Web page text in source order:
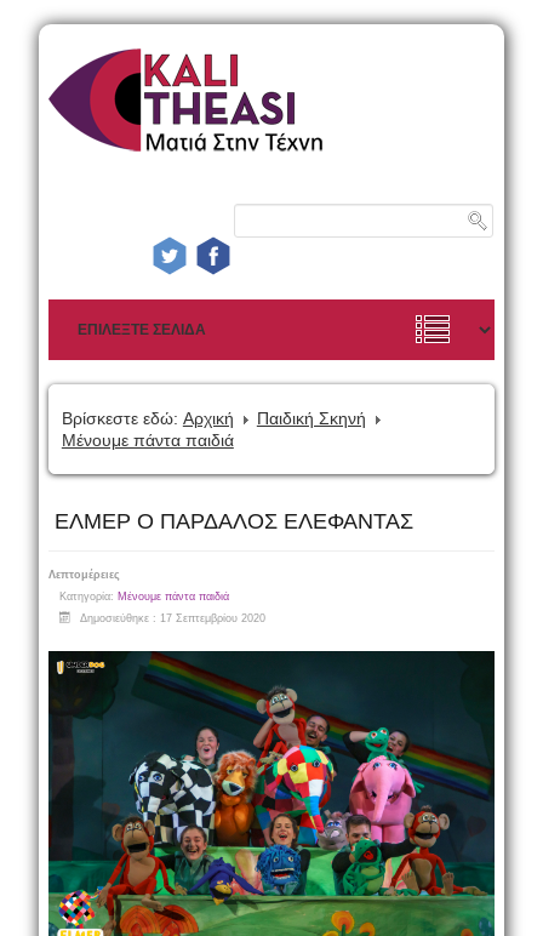
Βρίσκεστε εδώ: Αρχική
Παιδική Σκηνή
Μένουμε πάντα παιδιά
ΕΛΜΕΡ Ο ΠΑΡΔΑΛΟΣ ΕΛΕΦΑΝΤΑΣ
Λεπτομέρειες
Κατηγορία: Μένουμε πάντα παιδιά
Δημοσιεύθηκε : 17 Σεπτεμβρίου 2020